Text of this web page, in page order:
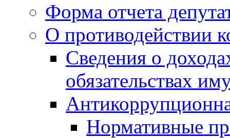
Форма отчета
О противодействии
Сведения о
обязательствах
Нормативные